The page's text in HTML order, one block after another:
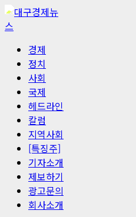
콘
텐
경제
정치
사회
국제
헤드라인
칼럼
지역사회
[특징주]
기자소개
제보하기
광고문의
회사소개